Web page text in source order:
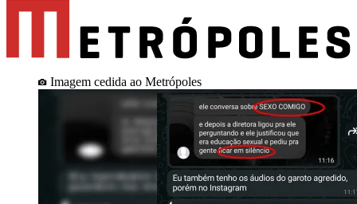
Imagem cedida ao Metrópoles